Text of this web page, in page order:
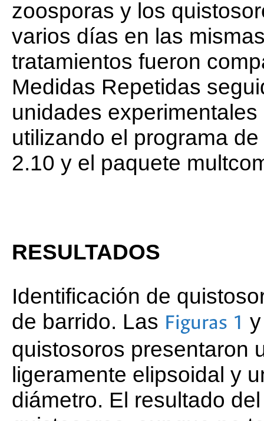
zoosporas y los
varios días en las
tratamientos fueron
Medidas Repetidas
unidades
utilizando el programa
2.10 y el paquete
RESULTADOS
Identificación de
de barrido. Las Figuras 1
quistosoros presentaron
ligeramente elipsoidal y
diámetro. El resultado